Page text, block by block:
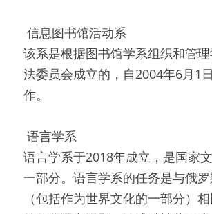
信息图书馆活动系
该系是根据图书馆学系组织和管
法委员会成立的，自2004年6月1
作。
语言学系
语言学系于2018年成立，是国家
一部分。语言学系的任务是与俄
（包括作为世界文化的一部分）